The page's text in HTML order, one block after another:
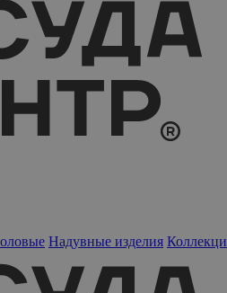
Надувные изделия